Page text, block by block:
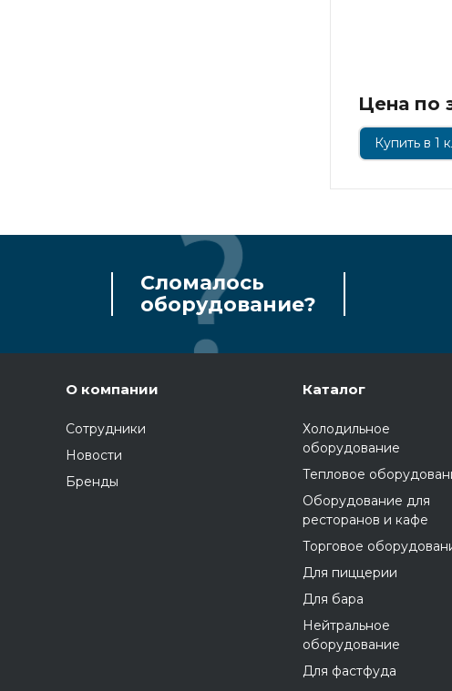
Цена по
Купить в 1
Сломалось
оборудование?
О компании
Сотрудники
Новости
Бренды
Каталог
Холодильное
оборудование
Тепловое
Оборудование для
ресторанов и кафе
Торговое
Для пиццерии
Для бара
Нейтральное
оборудование
Для фастфуда